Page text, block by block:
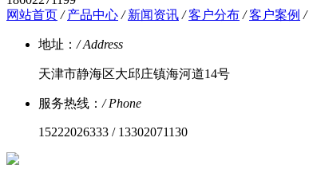
网站首页 / 产品中心 / 新闻资讯 / 客户分布 / 客户案例 /
地址： / Address
天津市静海区大邱庄镇海河道14号
服务热线： / Phone
15222026333 / 13302071130